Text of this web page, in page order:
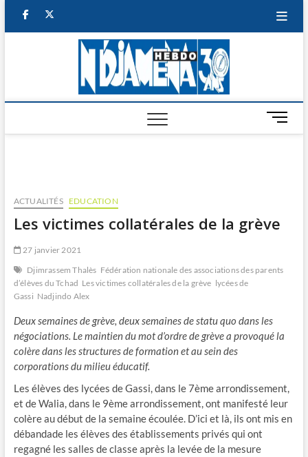
facebook
HEBDO
M
e
t
ACTUALITÉS EDUCATION
Les victimes collatérales de la grève
27 janvier 2021
Djimrassem Thalès Fédération nationale des associations des parents
d’élèves du Tchad Les victimes collatérales de la grève lycées de
Gassi Nadjindo Alex
Deux semaines de grève, deux semaines de statu quo dans les
négociations. Le maintien du mot d’ordre de grève a provoqué la
colère dans les structures de formation et au sein des
corporations du milieu éducatif.
Les élèves des lycées de Gassi, dans le 7ème arrondissement,
et de Walia, dans le 9ème arrondissement, ont manifesté leur
colère au début de la semaine écoulée. D’ici et là, ils ont mis en
débandade les élèves des établissements privés qui ont
regagné les salles de classe après la levée de la mesure